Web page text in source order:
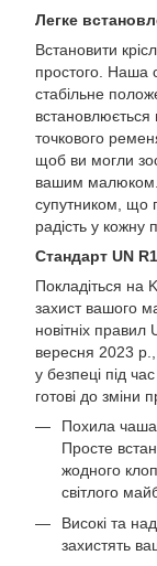
Легке
Встановити
простого. Наша
стабільне
точкового
щоб ви могли
вашим малюком.
супутником, що
радість у кожну
Стандарт UN
Покладіться на
захист вашого
новітніх
вересня 2023
у безпеці під
готові до зміни
Похила чаша
Просте
жодного
світлого
Високі та
захистять